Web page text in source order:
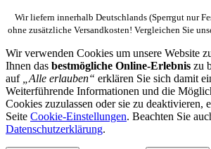
Wir liefern innerhalb Deutschlands (Sperrgut nur
ohne zusätzliche Versandkosten! Vergleichen Sie
Wir verwenden Cookies um unsere Website
Ihnen das bestmögliche Online-Erlebnis zu
auf „Alle erlauben“ erklären Sie sich damit
Weiterführende Informationen und die
Cookies zuzulassen oder sie zu deaktivieren,
Seite Cookie-Einstellungen. Beachten Sie
Datenschutzerklärung.